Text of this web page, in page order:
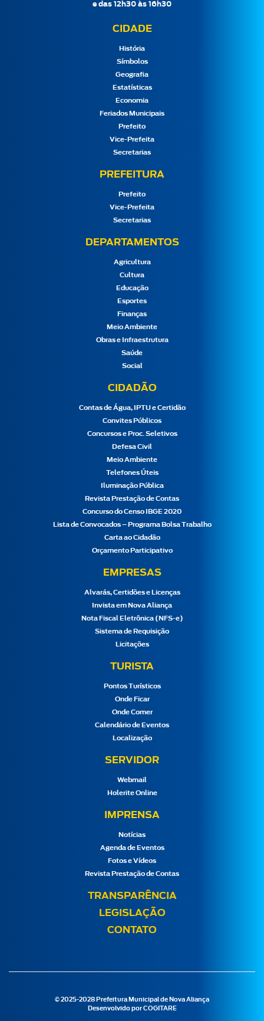
e das 12h30 às 16h30
CIDADE
História
Símbolos
Geografia
Estatísticas
Economia
Feriados Municipais
Prefeito
Vice-Prefeita
Secretarias
PREFEITURA
Prefeito
Vice-Prefeita
Secretarias
DEPARTAMENTOS
Agricultura
Cultura
Educação
Esportes
Finanças
Meio Ambiente
Obras e Infraestrutura
Saúde
Social
CIDADÃO
Contas de Água, IPTU e Certidão
Convites Públicos
Concursos e Proc. Seletivos
Defesa Civil
Meio Ambiente
Telefones Úteis
Iluminação Pública
Revista Prestação de Contas
Concurso do Censo IBGE 2020
Lista de Convocados – Programa Bolsa Trabalho
Carta ao Cidadão
Orçamento Participativo
EMPRESAS
Alvarás, Certidões e Licenças
Invista em Nova Aliança
Nota Fiscal Eletrônica (NFS-e)
Sistema de Requisição
Licitações
TURISTA
Pontos Turísticos
Onde Ficar
Onde Comer
Calendário de Eventos
Localização
SERVIDOR
Webmail
Holerite Online
IMPRENSA
Notícias
Agenda de Eventos
Fotos e Vídeos
Revista Prestação de Contas
TRANSPARÊNCIA
LEGISLAÇÃO
CONTATO
© 2025-2028 Prefeitura Municipal de Nova Aliança
Desenvolvido por COGITARE